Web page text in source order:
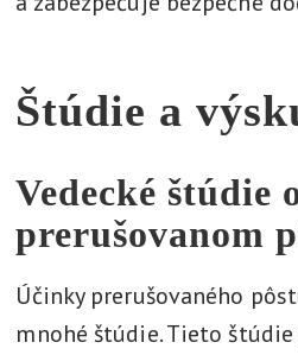
Štúdie a
Vedecké štúdie
prerušovanom
Účinky prerušovaného
mnohé štúdie. Tieto